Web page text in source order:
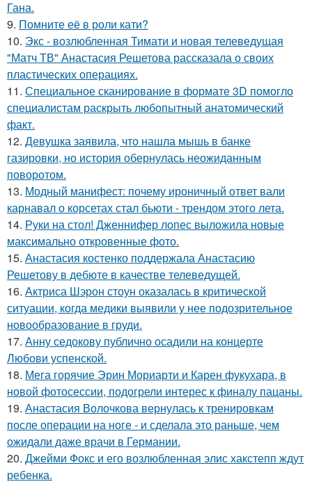
Гана.
9. Помните её в роли кати?
10. Экс - возлюбленная Тимати и новая телеведущая
"Матч ТВ" Анастасия Решетова рассказала о своих
пластических операциях.
11. Специальное сканирование в формате 3D помогло
специалистам раскрыть любопытный анатомический
факт.
12. Девушка заявила, что нашла мышь в банке
газировки, но история обернулась неожиданным
поворотом.
13. Модный манифест: почему ироничный ответ вали
карнавал о корсетах стал бьюти - трендом этого лета.
14. Руки на стол! Дженнифер лопес выложила новые
максимально откровенные фото.
15. Анастасия костенко поддержала Анастасию
Решетову в дебюте в качестве телеведущей.
16. Актриса Шэрон стоун оказалась в критической
ситуации, когда медики выявили у нее подозрительное
новообразование в груди.
17. Анну седокову публично осадили на концерте
Любови успенской.
18. Мега горячие Эрин Мориарти и Карен фукухара, в
новой фотосессии, подогрели интерес к финалу пацаны.
19. Анастасия Волочкова вернулась к тренировкам
после операции на ноге - и сделала это раньше, чем
ожидали даже врачи в Германии.
20. Джейми Фокс и его возлюбленная элис хакстепп ждут
ребенка.